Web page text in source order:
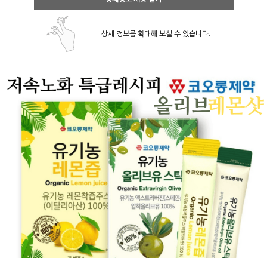
상세 정보를 확대해 보실 수 있습니다.